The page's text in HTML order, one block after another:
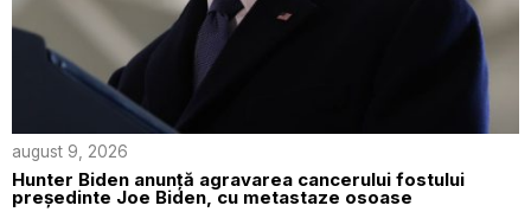
august 9, 2026
Hunter Biden anunță agravarea cancerului fostului
președinte Joe Biden, cu metastaze osoase